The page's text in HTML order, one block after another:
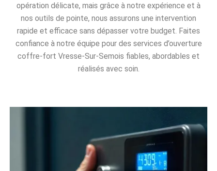
opération délicate, mais grâce à notre expérience et à
nos outils de pointe, nous assurons une intervention
rapide et efficace sans dépasser votre budget. Faites
confiance à notre équipe pour des services d’ouverture
coffre-fort Vresse-Sur-Semois fiables, abordables et
réalisés avec soin.